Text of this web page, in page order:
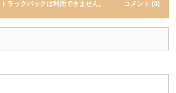
トラックバックは利用できません。 コメント (0)